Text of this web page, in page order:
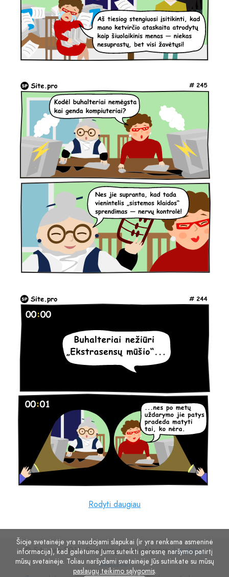
Rodyti daugiau
© Site.pro 2011. Svetainių konstruktorius.Jungtinės
Valstijos.
Šioje svetainėje yra naudojami slapukai (ir yra renkama asmeninė
informacija), kad galėtume Jums suteikti geresnę naršymo patirtį
mūsų svetainėje. Toliau naršydami svetainėje Jūs sutinkate su mūsų
paslaugų teikimo sąlygomis.